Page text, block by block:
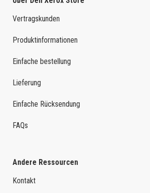
Vertragskunden
Produktinformationen
Einfache bestellung
Lieferung
Einfache Rücksendung
FAQs
Andere Ressourcen
Kontakt